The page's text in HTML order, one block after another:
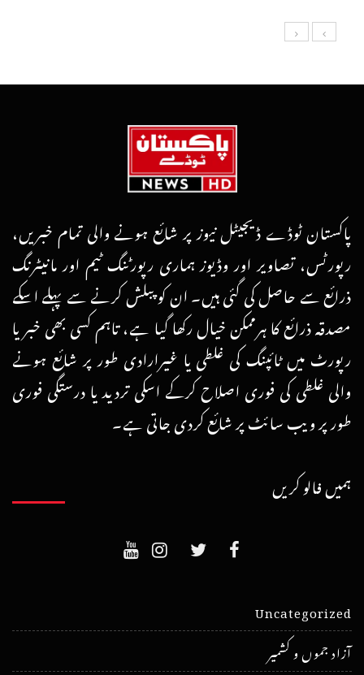
پاکستان ٹوڈے ڈیجیٹل نیوز پر شائع ہونے والی تمام خبریں،
رپورٹس، تصاویر اور وڈیوز ہماری رپورٹنگ ٹیم اور مانیٹرنگ
ذرائع سے حاصل کی گئی ہیں۔ ان کو پبلش کرنے سے پہلے اسکے
مصدقہ ذرائع کا ہرممکن خیال رکھا گیا ہے، تاہم کسی بھی خبر یا
رپورٹ میں ٹائپنگ کی غلطی یا غیرارادی طور پر شائع ہونے
والی غلطی کی فوری اصلاح کرکے اسکی تردید یا درستگی فوری
طور پر ویب سائٹ پر شائع کردی جاتی ہے۔
ہمیں فالو کریں
Uncategorized
آزاد جموں و کشمیر